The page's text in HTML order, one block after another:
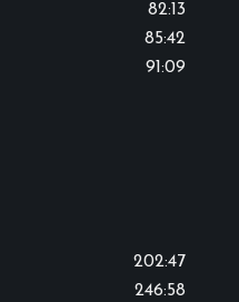
82:13
85:42
91:09
202:47
246:58